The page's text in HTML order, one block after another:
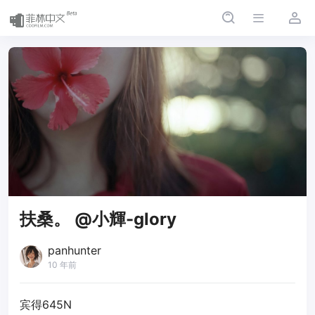
扶桑。 @小輝-glory
panhunter
10 年前
宾得645N